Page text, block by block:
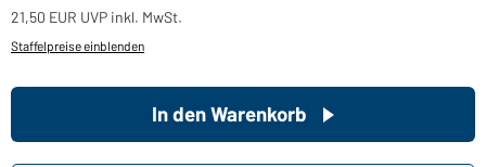
21,50 EUR UVP inkl. MwSt.
Staffelpreise einblenden
In den Warenkorb